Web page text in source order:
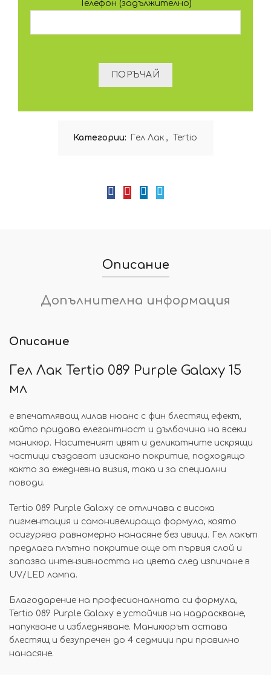
Телефон (задължително)
Категории: Гел Лак , Tertio
Описание
Допълнителна информация
Описание
Гел Лак Tertio 089 Purple Galaxy 15
мл
е впечатляващ лилав нюанс с фин блестящ ефект,
който придава елегантност и дълбочина на всеки
маникюр. Наситеният цвят и деликатните искрящи
частици създават изискано покритие, подходящо
както за ежедневна визия, така и за специални
поводи.
Tertio 089 Purple Galaxy се отличава с висока
пигментация и самонивелираща формула, която
осигурява равномерно нанасяне без ивици. Гел лакът
предлага плътно покритие още от първия слой и
запазва интензивността на цвета след изпичане в
UV/LED лампа.
Благодарение на професионалната си формула,
Tertio 089 Purple Galaxy е устойчив на надраскване,
напукване и избледняване. Маникюрът остава
блестящ и безупречен до 4 седмици при правилно
нанасяне.